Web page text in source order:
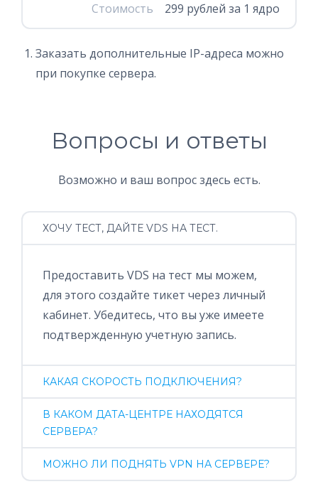
Стоимость
299 рублей за 1 ядро
Заказать дополнительные IP-адреса можно
при покупке сервера.
Вопросы и ответы
Возможно и ваш вопрос здесь есть.
ХОЧУ ТЕСТ, ДАЙТЕ VDS НА ТЕСТ.
Предоставить VDS на тест мы можем,
для этого создайте тикет через личный
кабинет. Убедитесь, что вы уже имеете
подтвержденную учетную запись.
КАКАЯ СКОРОСТЬ ПОДКЛЮЧЕНИЯ?
В КАКОМ ДАТА-ЦЕНТРЕ НАХОДЯТСЯ
СЕРВЕРА?
МОЖНО ЛИ ПОДНЯТЬ VPN НА СЕРВЕРЕ?